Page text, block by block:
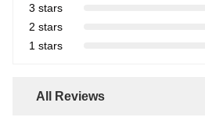
3 stars
2 stars
1 stars
All Reviews